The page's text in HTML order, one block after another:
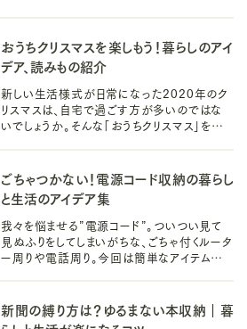
おうちクリスマスを楽しもう！暮らしのアイ
デア、読みもの紹介
新しい生活様式が日常になった2020年のク
リスマスは、自宅で過ごす方が多いのではな
いでしょうか。そんな「おうちクリスマス」を今
ごちゃつかない！電源コード収納の暮らし
と生活のアイデア集
我々を悩ませる”電源コード”。ついつい見て
見ぬふりをしてしまいがちな、ごちゃ付くルータ
ー周りや電話周り。今回は簡単なアイテムを
新聞の縛り方は？ゆるまない本収納｜暮